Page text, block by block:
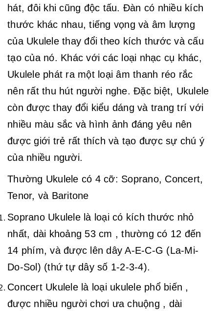
hát, đôi khi cũng độc tấu. Đàn có nhiều kích
thước khác nhau, tiếng vọng và âm lượng
của Ukulele thay đổi theo kích thước và cấu
tạo của nó. Khác với các loại nhạc cụ khác,
Ukulele phát ra một loại âm thanh réo rắc
nên rất thu hút người nghe. Đặc biệt, Ukulele
còn được thay đổi kiểu dáng và trang trí với
nhiều màu sắc và hình ảnh đáng yêu nên
được giới trẻ rất thích và tạo được sự chú ý
của nhiều người.
Thường Ukulele có 4 cỡ: Soprano, Concert,
Tenor, và Baritone
Soprano Ukulele là loại có kích thước nhỏ
nhất, dài khoảng 53 cm , thường có 12 đến
14 phím, và được lên dây A-E-C-G (La-Mi-
Do-Sol) (thứ tự dây số 1-2-3-4).
Concert Ukulele là loại ukulele phổ biến ,
được nhiều người chơi ưa chuộng , dài